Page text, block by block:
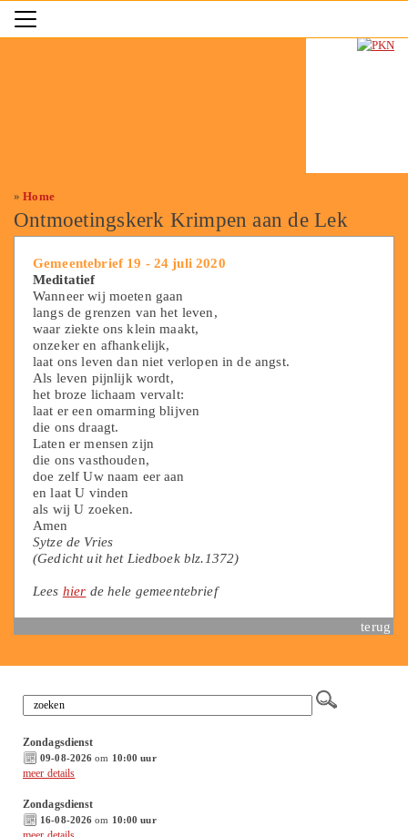
»Home
Ontmoetingskerk Krimpen aan de Lek
Gemeentebrief 19 - 24 juli 2020
Meditatief
Wanneer wij moeten gaan
langs de grenzen van het leven,
waar ziekte ons klein maakt,
onzeker en afhankelijk,
laat ons leven dan niet verlopen in de angst.
Als leven pijnlijk wordt,
het broze lichaam vervalt:
laat er een omarming blijven
die ons draagt.
Laten er mensen zijn
die ons vasthouden,
doe zelf Uw naam eer aan
en laat U vinden
als wij U zoeken.
Amen
Sytze de Vries
(Gedicht uit het Liedboek blz.1372)
Lees hier de hele gemeentebrief
terug
Zondagsdienst
09-08-2026 om 10:00 uur
meer details
Zondagsdienst
16-08-2026 om 10:00 uur